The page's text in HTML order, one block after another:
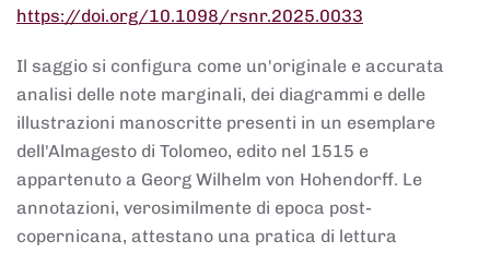
https://doi.org/10.1098/rsnr.2025.0033
Il saggio si configura come un'originale e accurata
analisi delle note marginali, dei diagrammi e delle
illustrazioni manoscritte presenti in un esemplare
dell'Almagesto di Tolomeo, edito nel 1515 e
appartenuto a Georg Wilhelm von Hohendorff. Le
annotazioni, verosimilmente di epoca post-
copernicana, attestano una pratica di lettura